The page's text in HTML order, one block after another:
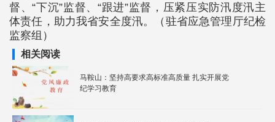
督、“下沉”监督、“跟进”监督，压紧压实防汛度汛主
体责任，助力我省安全度汛。
（驻省应急管理厅纪检
监察组）
相关阅读
马鞍山：坚持高要求高标准高质量 扎实开展党
纪学习教育